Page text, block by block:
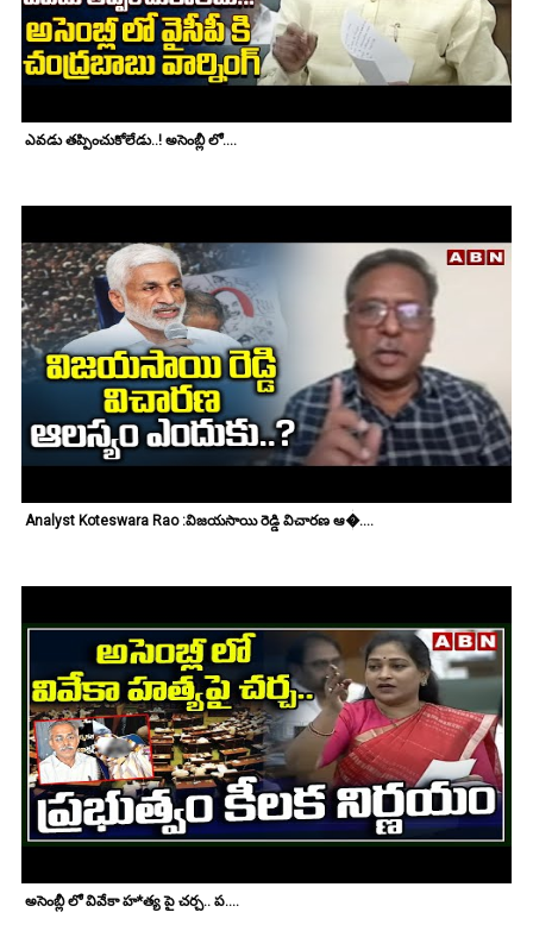
ఎవడు తప్పించుకోలేడు..! అసెంబ్లీ లో....
Analyst Koteswara Rao :విజయసాయి రెడ్డి విచారణ ఆ�....
అసెంబ్లీ లో వివేకా హ*త్య పై చర్చ.. ప....